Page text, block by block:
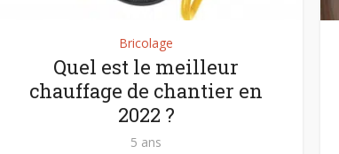
Bricolage
Quel est le meilleur
chauffage de chantier en
2022 ?
5 ans